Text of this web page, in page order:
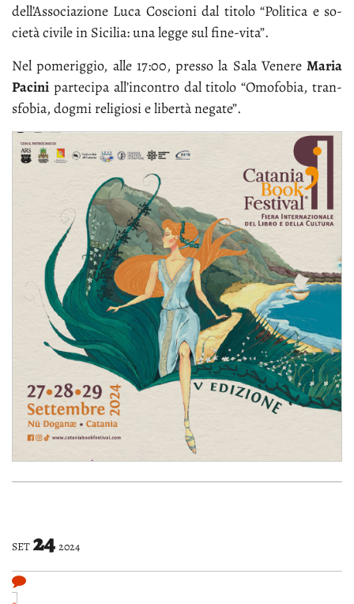
del­l’As­so­cia­zio­ne Lu­ca Co­scio­ni dal ti­to­lo “Po­li­ti­ca e so­
cie­tà ci­vi­le in Si­ci­lia: una leg­ge sul fi­ne-vi­ta”.
Nel po­me­rig­gio, al­le 17:00, pres­so la Sa­la Ve­ne­re Ma­ria
Pa­ci­ni par­te­ci­pa al­l’in­con­tro dal ti­to­lo “Omo­fo­bia, tran­
sfo­bia, dog­mi re­li­gio­si e li­ber­tà ne­ga­te”.
SET 24 2024